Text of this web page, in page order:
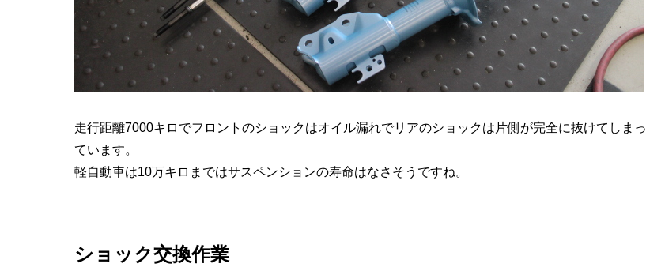
走行距離7000キロでフロントのショックはオイル漏れでリアのショックは片側が完全に抜けてしまっ
ています。
軽自動車は10万キロまではサスペンションの寿命はなさそうですね。
ショック交換作業